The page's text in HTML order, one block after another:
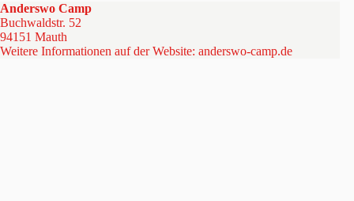
Anderswo Camp
Buchwaldstr. 52
94151 Mauth
Weitere Informationen auf der Website: anderswo-camp.de